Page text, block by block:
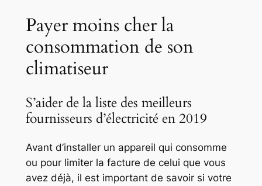
Payer moins cher la
consommation de son
climatiseur
S’aider de la liste des meilleurs
fournisseurs d’électricité en 2019
Avant d’installer un appareil qui consomme
ou pour limiter la facture de celui que vous
avez déjà, il est important de savoir si votre